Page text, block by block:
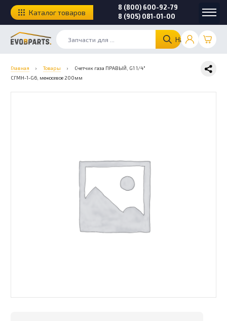
Найти
8 (800) 600-92-79
8 (905) 081-01-00
Каталог товаров
Главная › Товары ›
Счетчик газа ПРАВЫЙ, G1 1/4″
СГМН-1-G6, межосевое 200мм